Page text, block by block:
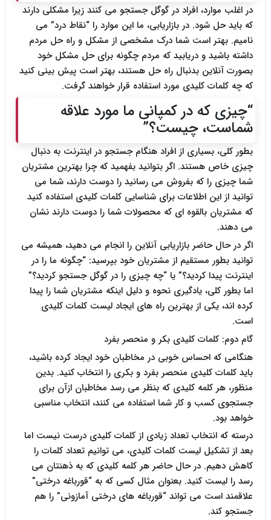
در اغلب موارد، افراد در گوگل جستجو می کنند زیرا مشکلی دارند
که باید حل شود. در بازاریابی، ما این موارد را “نقاط درد” می
نامیم. بهتر است شما درک مشخصی از مشکل و راه حل مردم
داشته باشید و دریابید که مردم چگونه برای حل مشکل خود
بصورت آنلاین بدنبال راه حل هستند، بهتر است پیش بینی کنید
که چه کلمات کلیدی مورد استفاده قرار خواهند گرفت.
“چیزی که در کمپانی ما مورد علاقه
شماست، چیست؟”
بطور کلی، بسیاری از افراد هنگام جستجو در اینترنت به دنبال
چیزی خاص هستند. اگر بتوانید بفهمید که چرا بهترین مشتریان
شما چیزی را که بفروش می رسانید را دوست دارند، شما می
توانید از این اطلاعات برای شناسایی کلمات کلیدی استفاده کنید
که مشتریان بالقوه ای که محصولات شما را دوست دارند نشان
می دهند.
اگر در حال حاضر بازاریابی آنلاین را انجام می دهید، همیشه می
توانید بطور مستقیم از مشتریان خود بپرسید: “چگونه ما را در
اینترنت پیدا کردید؟” یا “چه چیزی را در گوگل جستجو کردید؟”
اما بطور کلی، یادگیری نحوه و دلیل اینکه مشتریان شما را پیدا
کرده اند، یکی از بهترین راه های ایجاد لیست کلمات کلیدی
است.
گام دوم: کلمات کلیدی بکر و منحصر بفرد
هنگامی که احساس خوبی در مخاطبان خود ایجاد کرده باشید،
باید کلمات کلیدی منحصر بفرد و بکری را انتخاب کنید. بدین
منظور، هر کلمه کلیدی که بنظر می رسد مخاطبان ازآن برای
جستجوی کسب و کار شما استفاده می کنند، انتخاب مناسبی
خواهد بود.
درسته که انتخاب تعداد زیادی از کلمات کلیدی درست نیست اما
بعد از تشکیل لیست کلمات کلیدی، می توانیم تعداد کلمات را
کاهش دهیم. در حال حاضر هر کلمه کلیدی که به ذهنتان می
رسد را لیست کنید. بعنوان مثال کسی که به “قورباغه درختی”
علاقمند است می تواند “قورباغه های درختی آمازونی” را هم
جستجو کند.